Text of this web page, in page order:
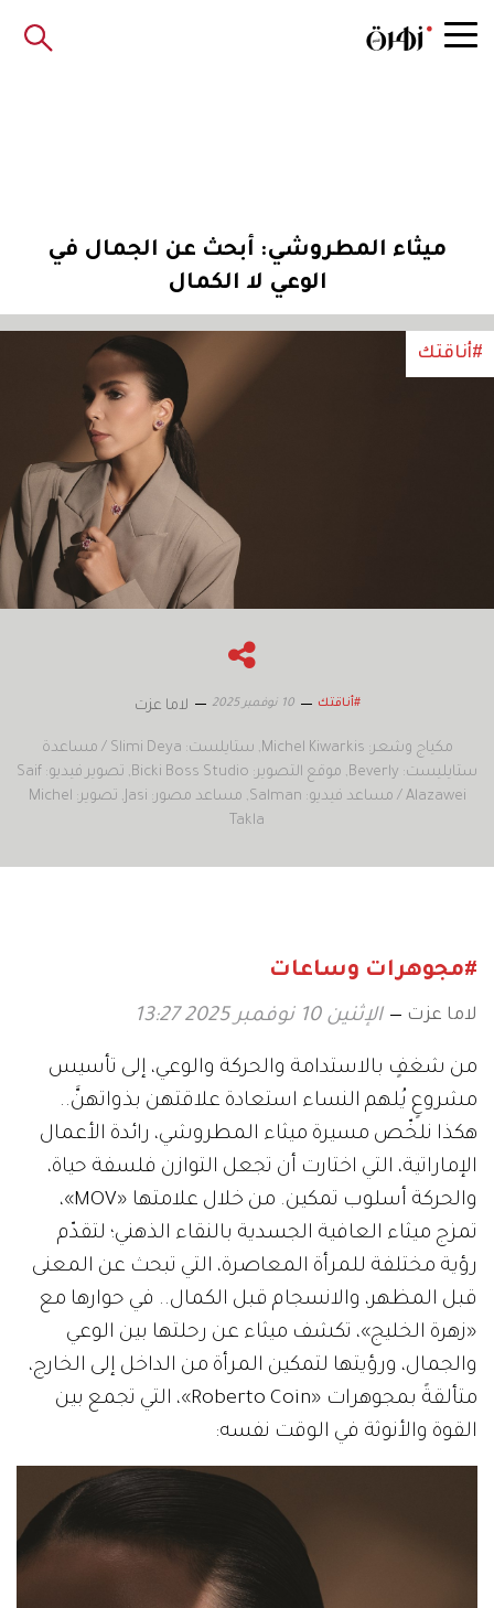
ميثاء المطروشي: أبحث عن الجمال في
الوعي لا الكمال
#أناقتك
#أناقتك 10 نوفمبر 2025 لاما عزت
مكياج وشعر: Michel Kiwarkis
ستايلست: Slimi Deya / مساعدة
ستايليست: Beverly
موقع التصوير: Bicki Boss Studio
تصوير فيديو: Saif
Alazawei / مساعد فيديو: Salman
مساعد مصور: Jasi
تصوير: Michel
Takla
#مجوهرات وساعات
لاما عزت الإثنين 10 نوفمبر 2025 13:27
من شغفٍ بالاستدامة والحركة والوعي، إلى تأسيس
مشروعٍ يُلهم النساء استعادة علاقتهن بذواتهنَّ..
هكذا نلخّص مسيرة ميثاء المطروشي، رائدة الأعمال
الإماراتية، التي اختارت أن تجعل التوازن فلسفة حياة،
والحركة أسلوب تمكين. من خلال علامتها «MOV»،
تمزج ميثاء العافية الجسدية بالنقاء الذهني؛ لتقدّم
رؤية مختلفة للمرأة المعاصرة، التي تبحث عن المعنى
قبل المظهر، والانسجام قبل الكمال.. في حوارها مع
«زهرة الخليج»، تكشف ميثاء عن رحلتها بين الوعي
والجمال، ورؤيتها لتمكين المرأة من الداخل إلى الخارج،
متألقةً بمجوهرات «Roberto Coin»، التي تجمع بين
القوة والأنوثة في الوقت نفسه: